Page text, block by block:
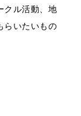
クル活動、地
らいたいもの